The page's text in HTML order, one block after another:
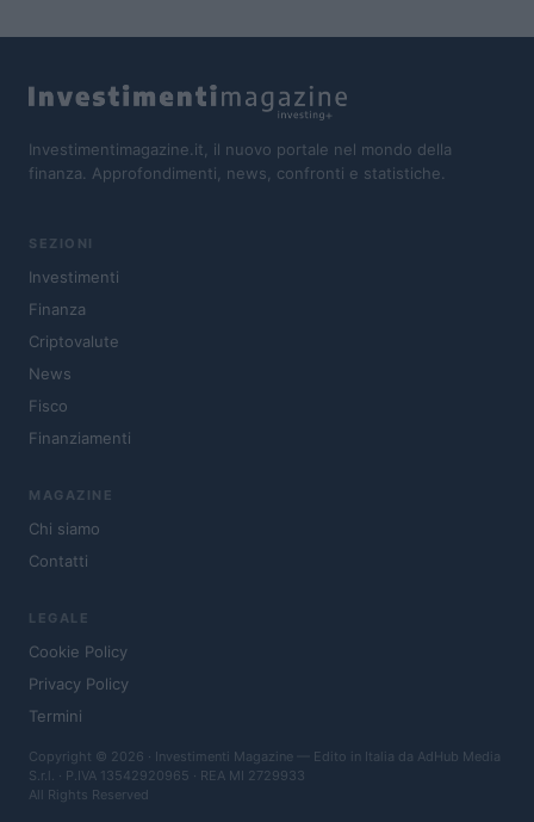
Investimentimagazine.it, il nuovo portale nel mondo della
finanza. Approfondimenti, news, confronti e statistiche.
SEZIONI
Investimenti
Finanza
Criptovalute
News
Fisco
Finanziamenti
MAGAZINE
Chi siamo
Contatti
LEGALE
Cookie Policy
Privacy Policy
Termini
Copyright © 2026 · Investimenti Magazine — Edito in Italia da AdHub Media
S.r.l. · P.IVA 13542920965 · REA MI 2729933
All Rights Reserved